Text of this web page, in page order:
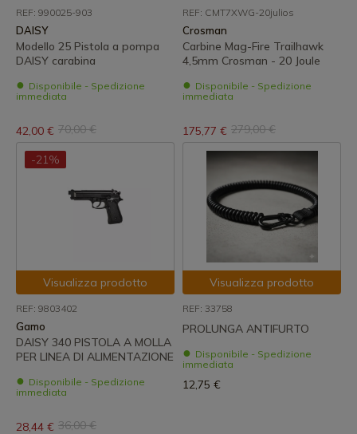
REF: 990025-903
DAISY
Modello 25 Pistola a pompa
DAISY carabina
Disponibile - Spedizione
immediata
42,00 € 70,00 €
REF: CMT7XWG-20julios
Crosman
Carbine Mag-Fire Trailhawk
4,5mm Crosman - 20 Joule
Disponibile - Spedizione
immediata
175,77 € 279,00 €
-21%
Visualizza prodotto
REF: 9803402
Gamo
DAISY 340 PISTOLA A MOLLA
PER LINEA DI ALIMENTAZIONE
Disponibile - Spedizione
immediata
28,44 € 36,00 €
Visualizza prodotto
REF: 33758
PROLUNGA ANTIFURTO
Disponibile - Spedizione
immediata
12,75 €